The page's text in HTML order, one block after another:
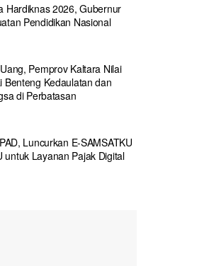
Hardiknas 2026, Gubernur
Pendidikan Nasional
Pemprov Kaltara Nilai
Benteng Kedaulatan dan
di Perbatasan
Luncurkan E-SAMSATKU
untuk Layanan Pajak Digital